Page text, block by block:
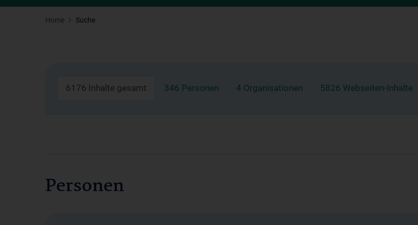
Home Suche
6176 Inhalte gesamt 346 Personen 4 Organisationen 5826 Webseiten-Inhalte
Personen